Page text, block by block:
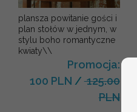
plansza powitanie gości i
plan stołów w jednym, w
stylu boho romantyczne
kwiaty\\
Promocja:
100 PLN /125.00
PLN